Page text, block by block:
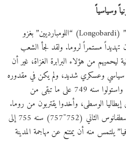
وسياسياً
منذ أن قامت قبائل “اللونغوبارد” (Longobardi) “اللومبارديين” بغزو
يشكلون تهديداً مستمراً لروما. ولقد لجأ الشعب
ليحميهم من هؤلاء البرابرة الغزاة، غير أن
وعسكري شديد، ولم يكن في مقدوره
حماية أراضيه. فتجاسر اللونغوبارد واستولوا سنه 749 على ما تبقى من
إيطاليا الوسطى، وأخدوا يقتربون من روما.
وفي محاولة لإنقاذها توجه البابا اسطفانوس الثاني (752־757) سنه 755 إلى
يلتمس منه أن يمتنع عن مهاجمة المدينة